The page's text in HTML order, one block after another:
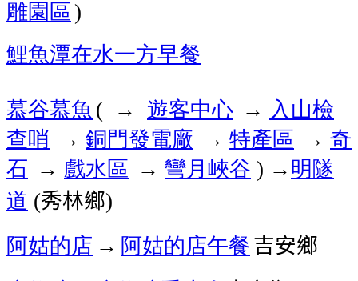
雕園區)
鯉魚潭在水一方早餐
慕谷慕魚 ( → 遊客中心 → 入山檢
查哨 → 銅門發電廠 → 特產區 → 奇
石 → 戲水區 → 彎月峽谷 ) →明隧
道 (秀林鄉)
阿姑的店 → 阿姑的店午餐吉安鄉